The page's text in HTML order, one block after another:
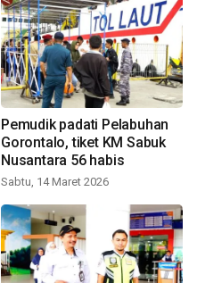
Pemudik padati Pelabuhan
Gorontalo, tiket KM Sabuk
Nusantara 56 habis
Sabtu, 14 Maret 2026